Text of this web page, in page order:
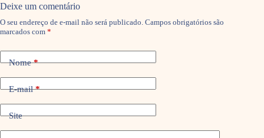
Deixe um comentário
O seu endereço de e-mail não será publicado. Campos obrigatórios são
marcados com *
Nome*
E-mail*
Site